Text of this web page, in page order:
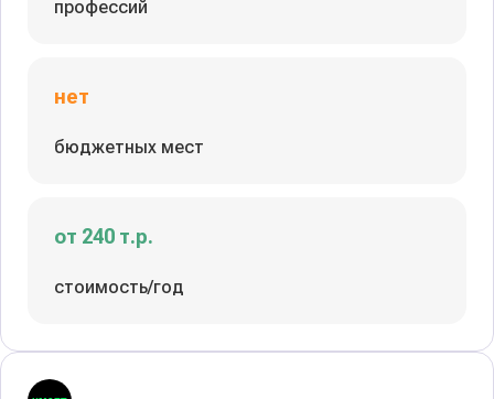
профессий
нет
бюджетных мест
от 240 т.р.
стоимость/год